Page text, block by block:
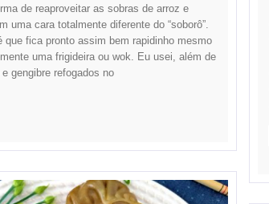
de reaproveitar as sobras de arroz e
uma cara totalmente diferente do “soborô”.
que fica pronto assim bem rapidinho mesmo
uma frigideira ou wok. Eu usei, além de
gengibre refogados no